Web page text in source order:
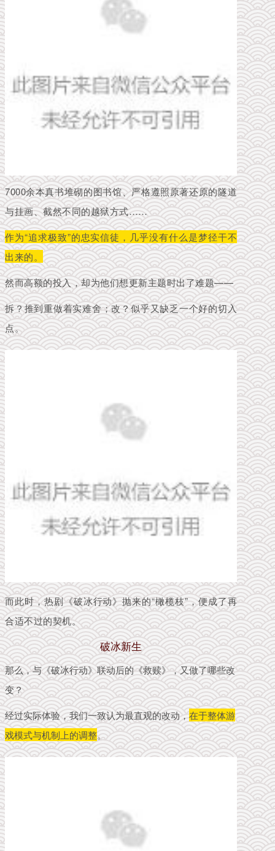
7000余本真书堆砌的图书馆、严格遵照原著还原的隧道
与挂画、截然不同的越狱方式……
作为“追求极致”的忠实信徒，几乎没有什么是梦径干不
出来的。
然而高额的投入，却为他们想更新主题时出了难题——
拆？推到重做着实难舍；改？似乎又缺乏一个好的切入
点。
而此时，热剧《破冰行动》抛来的“橄榄枝”，便成了再
合适不过的契机。
破冰新生
那么，与《破冰行动》联动后的《救赎》，又做了哪些改
变？
经过实际体验，我们一致认为最直观的改动，在于整体游
戏模式与机制上的调整。